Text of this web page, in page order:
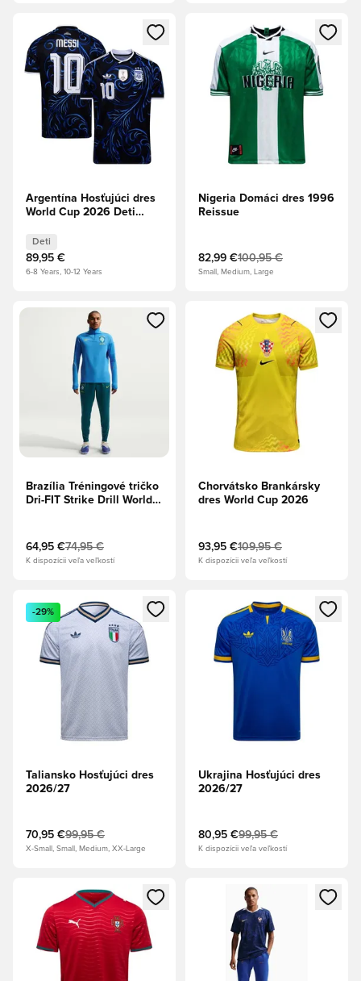
Otvorí modál na prihlásenie alebo registráciu ako člen
Argentína Hosťujúci dres
World Cup 2026 Deti
Deti
89,95 €
6-8 Years, 10-12 Years
Otvorí modál na prihlásenie
Nigeria Domáci dres 1996
Reissue
82,99 €100,95 €
Small, Medium, Large
Otvorí modál na prihlásenie alebo registráciu ako člen
Brazília Tréningové tričko
Dri-FIT Strike Drill World
Menta/Midwest Gold
64,95 €74,95 €
K dispozícii veľa veľkostí
Otvorí modál na prihlásenie
Chorvátsko Brankársky
dres World Cup 2026
93,95 €109,95 €
K dispozícii veľa veľkostí
Otvorí modál na prihlásenie alebo registráciu ako člen
-29%
Taliansko Hosťujúci dres
2026/27
70,95 €99,95 €
X-Small, Small, Medium, XX-Large
Otvorí modál na prihlásenie
Ukrajina Hosťujúci dres
2026/27
80,95 €99,95 €
K dispozícii veľa veľkostí
Otvorí modál na prihlásenie alebo registráciu ako člen
Otvorí modál na prihlásenie